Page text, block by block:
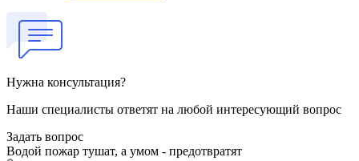
Нужна консультация?
Наши специалисты ответят на любой интересующий вопрос
Задать вопрос
Водой пожар тушат, а умом - предотвратят